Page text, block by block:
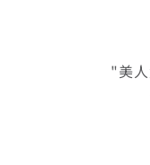
"美